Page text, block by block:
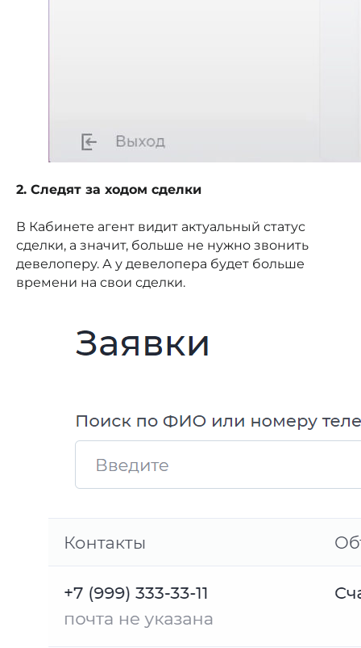
2. Следят за ходом сделки
В Кабинете агент видит актуальный статус
сделки, а значит, больше не нужно звонить
девелоперу. А у девелопера будет больше
времени на свои сделки.